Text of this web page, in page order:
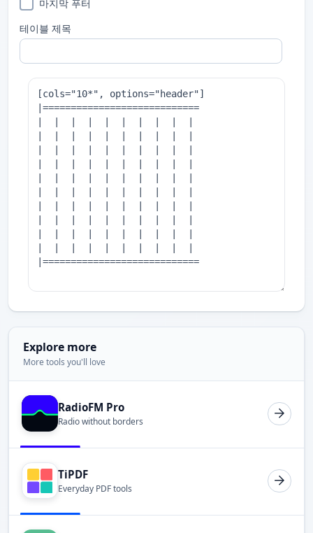
마지막 푸터
테이블 제목
Explore more
More tools you'll love
RadioFM Pro
Radio without borders
TiPDF
Everyday PDF tools